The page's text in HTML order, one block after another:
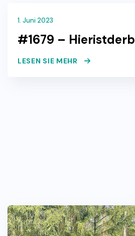
1. Juni 2023
#1679 –
LESEN SIE MEHR